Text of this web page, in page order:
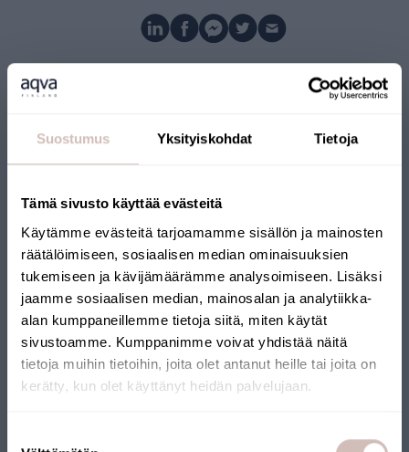
Suostumus Yksityiskohdat Tietoja
Tämä sivusto käyttää evästeitä
Käytämme evästeitä tarjoamamme sisällön ja mainosten
räätälöimiseen, sosiaalisen median ominaisuuksien
tukemiseen ja kävijämäärämme analysoimiseen. Lisäksi
jaamme sosiaalisen median, mainosalan ja analytiikka-
alan kumppaneillemme tietoja siitä, miten käytät
sivustoamme. Kumppanimme voivat yhdistää näitä
tietoja muihin tietoihin, joita olet antanut heille tai joita on
kerätty, kun olet käyttänyt heidän palvelujaan.
FINSE WEBSHOP
Onze webshop heeft het Key Flag-keurmerk ontvangen. De
webshop wordt beheerd door een Fins bedrijf en de producten
worden vanuit Finland verzonden. Veel van onze producten
dragen ook het Key Flag-keurmerk.